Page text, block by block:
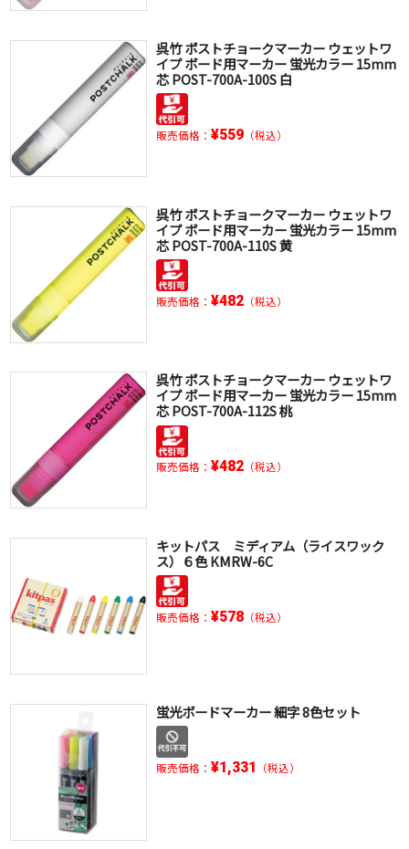
呉竹 ポストチョークマーカー ウェットワ
イプ ボード用マーカー 蛍光カラー 15mm
芯 POST-700A-100S 白
販売価格： ¥559（税込）
呉竹 ポストチョークマーカー ウェットワ
イプ ボード用マーカー 蛍光カラー 15mm
芯 POST-700A-110S 黄
販売価格： ¥482（税込）
呉竹 ポストチョークマーカー ウェットワ
イプ ボード用マーカー 蛍光カラー 15mm
芯 POST-700A-112S 桃
販売価格： ¥482（税込）
キットパス ミディアム（ライスワック
ス）６色 KMRW-6C
販売価格： ¥578（税込）
蛍光ボードマーカー 細字 8色セット
販売価格： ¥1,331 （税込）